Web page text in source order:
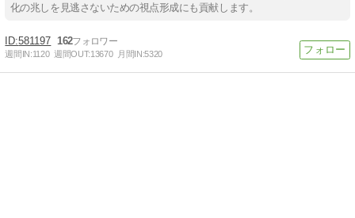
化の兆しを見逃さないための視点形成にも貢献します。
581197 162
週間IN:1120 週間OUT:13670 月間IN:5320